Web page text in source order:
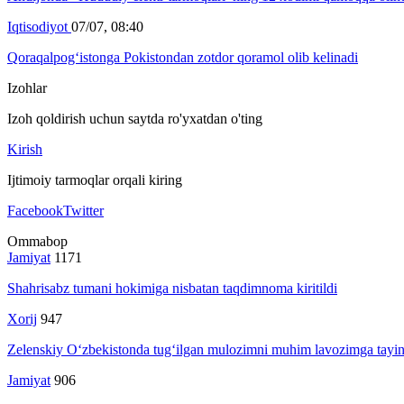
Iqtisodiyot 07/07, 08:40
Qoraqalpog‘istonga Pokistondan zotdor qoramol olib kelinadi
Izohlar
Izoh qoldirish uchun saytda ro'yxatdan o'ting
Kirish
Ijtimoiy tarmoqlar orqali kiring
FacebookTwitter
Ommabop
Jamiyat 1171
Shahrisabz tumani hokimiga nisbatan taqdimnoma kiritildi
Xorij 947
Zelenskiy O‘zbekistonda tug‘ilgan mulozimni muhim lavozimga
Jamiyat 906